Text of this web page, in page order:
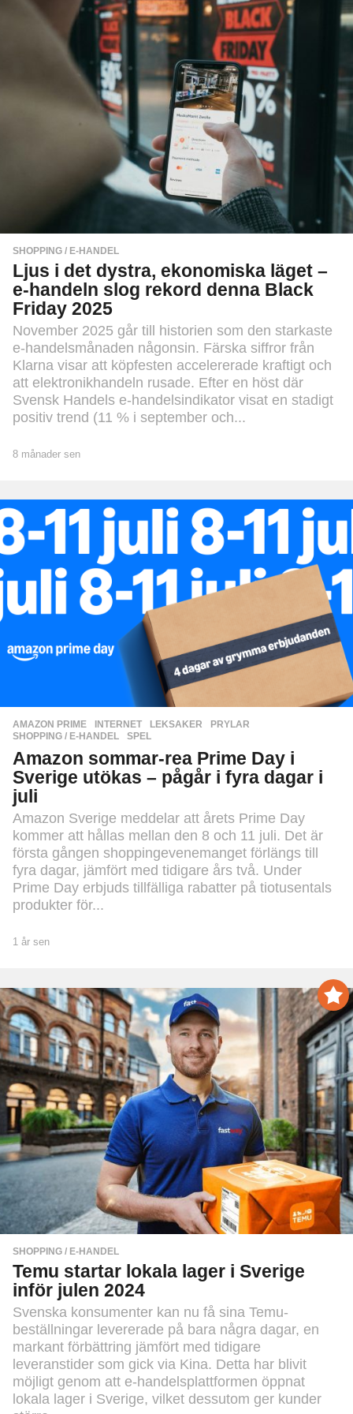
e
SHOPPING / E-HANDEL
Ljus i det dystra, ekonomiska läget –
e-handeln slog rekord denna Black
Friday 2025
November 2025 går till historien som den starkaste
e-handelsmånaden någonsin. Färska siffror från
Klarna visar att köpfesten accelererade kraftigt och
att elektronikhandeln rusade. Efter en höst där
Svensk Handels e-handelsindikator visat en stadigt
positiv trend (11 % i september och...
8 månader sen
n
s
e
n
AMAZON PRIME INTERNET ,LEKSAKER ,PRYLAR
SHOPPING / E-HANDEL
,SPEL
Amazon sommar-rea Prime Day i
Sverige utökas – pågår i fyra dagar i
juli
Amazon Sverige meddelar att årets Prime Day
kommer att hållas mellan den 8 och 11 juli. Det är
första gången shoppingevenemanget förlängs till
fyra dagar, jämfört med tidigare års två. Under
Prime Day erbjuds tillfälliga rabatter på tiotusentals
produkter för...
1 år sen
s
e
n
SHOPPING / E-HANDEL
Temu startar lokala lager i Sverige
inför julen 2024
Svenska konsumenter kan nu få sina Temu-
beställningar levererade på bara några dagar, en
markant förbättring jämfört med tidigare
leveranstider som gick via Kina. Detta har blivit
möjligt genom att e-handelsplattformen öppnat
lokala lager i Sverige, vilket dessutom ger kunder